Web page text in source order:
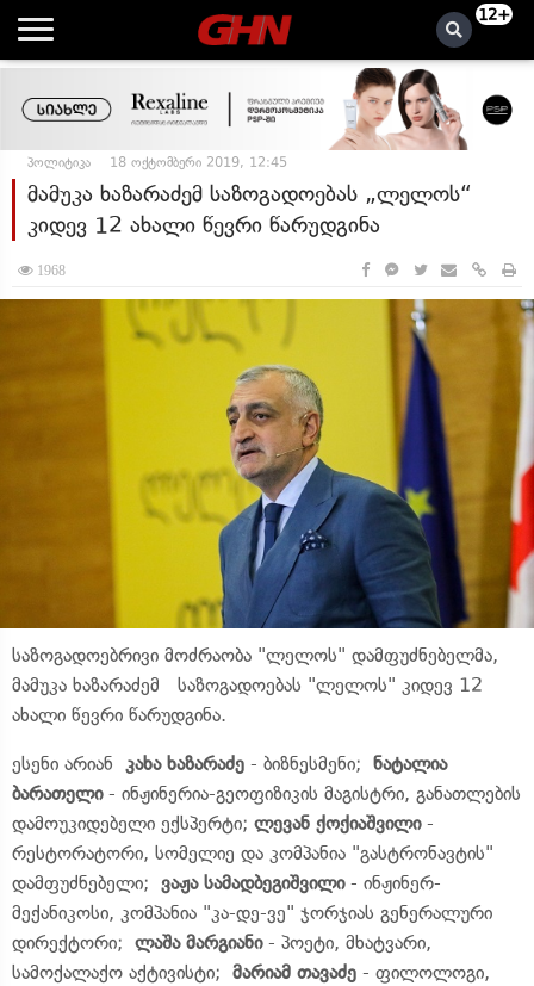
12+
პოლიტიკა 18 ოქტომბერი 2019, 12:45
მამუკა ხაზარაძემ საზოგადოებას „ლელოს“
კიდევ 12 ახალი წევრი წარუდგინა
1968
საზოგადოებრივი მოძრაობა "ლელოს" დამფუძნებელმა,
მამუკა ხაზარაძემ საზოგადოებას "ლელოს" კიდევ 12
ახალი წევრი წარუდგინა.
ესენი არიან კახა ხაზარაძე - ბიზნესმენი; ნატალია
ბარათელი- ინჟინერია-გეოფიზიკის მაგისტრი, განათლების
დამოუკიდებელი ექსპერტი; ლევან ქოქიაშვილი-
რესტორატორი, სომელიე და კომპანია "გასტრონავტის"
დამფუძნებელი; ვაჟა სამადბეგიშვილი- ინჟინერ-
მექანიკოსი, კომპანია "კა-დე-ვე" ჯორჯიას გენერალური
დირექტორი; ლაშა მარგიანი- პოეტი, მხატვარი,
სამოქალაქო აქტივისტი; მარიამ თავაძე - ფილოლოგი,